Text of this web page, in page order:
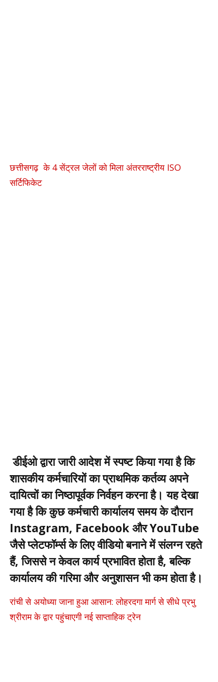
छत्तीसगढ़ के 4 सेंट्रल जेलों को मिला अंतरराष्ट्रीय ISO
सर्टिफिकेट
डीईओ द्वारा जारी आदेश में स्पष्ट किया गया है कि
शासकीय कर्मचारियों का प्राथमिक कर्तव्य अपने
दायित्वों का निष्ठापूर्वक निर्वहन करना है। यह देखा
गया है कि कुछ कर्मचारी कार्यालय समय के दौरान
Instagram, Facebook और YouTube
जैसे प्लेटफॉर्म्स के लिए वीडियो बनाने में संलग्न रहते
हैं, जिससे न केवल कार्य प्रभावित होता है, बल्कि
कार्यालय की गरिमा और अनुशासन भी कम होता है।
रांची से अयोध्या जाना हुआ आसान: लोहरदगा मार्ग से सीधे प्रभु
श्रीराम के द्वार पहुंचाएगी नई साप्ताहिक ट्रेन